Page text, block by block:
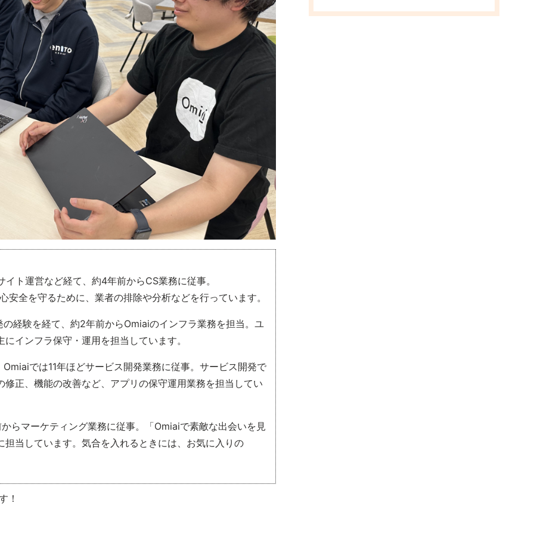
ト運営など経て、約4年前からCS業務に従事。
全を守るために、業者の排除や分析などを行っています。
経験を経て、約2年前からOmiaiのインフラ業務を担当。ユ
インフラ保守・運用を担当しています。
では11年ほどサービス開発業務に従事。サービス開発で
正、機能の改善など、アプリの保守運用業務を担当してい
らマーケティング業務に従事。「Omiaiで素敵な出会いを見
当しています。気合を入れるときには、お気に入りの
！